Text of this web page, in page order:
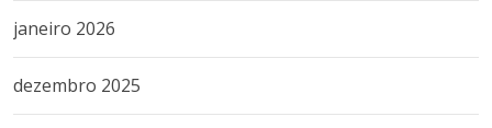
janeiro 2026
dezembro 2025